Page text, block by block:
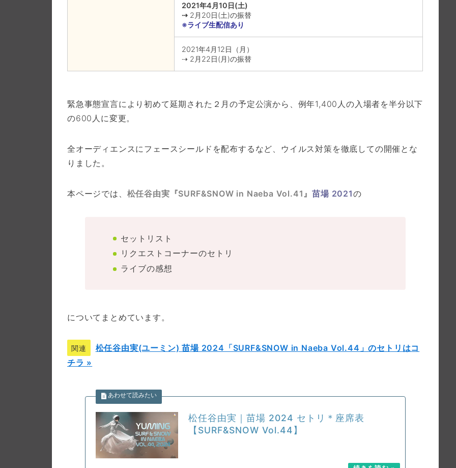
2021年4月10日(土)
⇢ 2月20日(土)の振替
※ライブ生配信あり
2021年4月12日（月）
⇢ 2月22日(月)の振替
緊急事態宣言により初めて延期された２月の予定公演から、例年1,400人の入場者を半分以下
の600人に変更。
全オーディエンスにフェースシールドを配布するなど、ウイルス対策を徹底しての開催とな
りました。
本ページでは、 松任谷由実 『SURF&SNOW in Naeba Vol.41』苗場 2021の
セットリスト
リクエストコーナーのセトリ
ライブの感想
についてまとめています。
関連
松任谷由実(ユーミン) 苗場 2024「SURF&SNOW in Naeba Vol.44」のセトリはコ
チラ »
松任谷由実｜苗場 2024 セトリ＊座席表
【SURF&SNOW Vol.44】